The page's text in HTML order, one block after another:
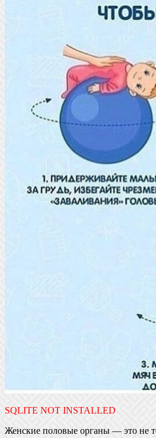
SQLITE NOT INSTALLED
Женские половые органы — это не